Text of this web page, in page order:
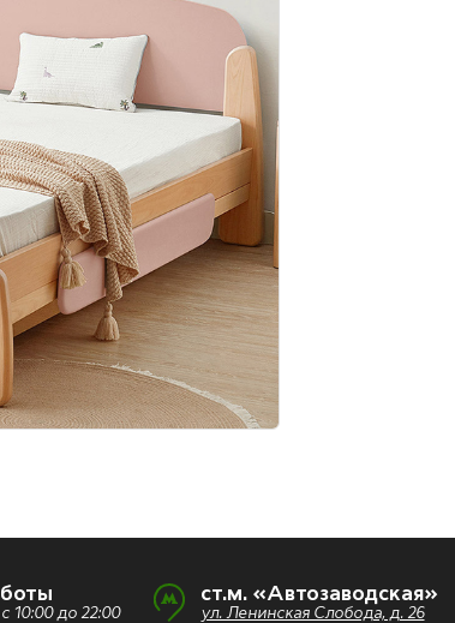
10:00 до 22:00
ст.м. «Автозаводская»
ул. Ленинская Слобода, д. 26